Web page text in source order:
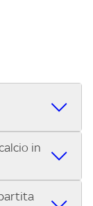
a te per
Wifi, la
la UEFA
MotoGP™ e
in
le partite